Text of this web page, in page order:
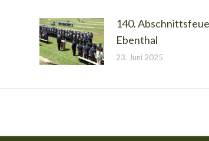
140.
Ebenthal
23. Juni 2025